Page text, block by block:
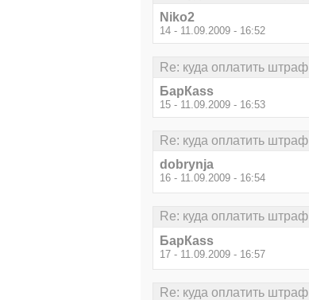
Niko2
14 - 11.09.2009 - 16:52
Re: куда оплатить штраф
БарКаss
15 - 11.09.2009 - 16:53
Re: куда оплатить штраф
dobrynja
16 - 11.09.2009 - 16:54
Re: куда оплатить штраф
БарКаss
17 - 11.09.2009 - 16:57
Re: куда оплатить штраф